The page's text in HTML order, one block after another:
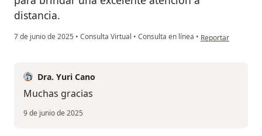
distancia.
7 de junio de 2025 • Consulta Virtual • Consulta en línea • en opinión del
Reportar
Dra. Yuri Cano
Muchas gracias
9 de junio de 2025